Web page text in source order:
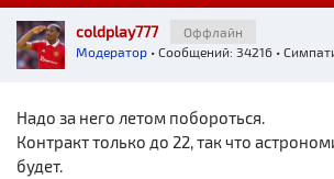
coldplay777
Оффлайн
Модератор • Сообщений: 34216 •
Надо за него летом побороться.
Контракт только до 22, так что
будет.